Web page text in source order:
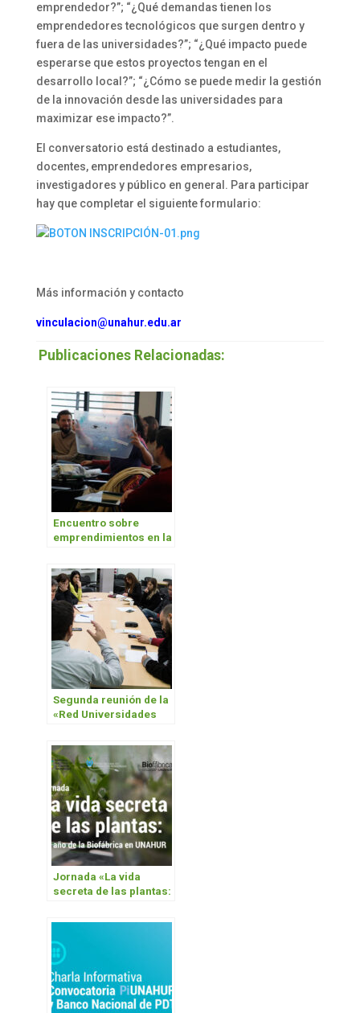
emprendedor?”; “¿Qué demandas tienen los
emprendedores tecnológicos que surgen dentro y
fuera de las universidades?”; “¿Qué impacto puede
esperarse que estos proyectos tengan en el
desarrollo local?”; “¿Cómo se puede medir la gestión
de la innovación desde las universidades para
maximizar ese impacto?”.
El conversatorio está destinado a estudiantes,
docentes, emprendedores empresarios,
investigadores y público en general. Para participar
hay que completar el siguiente formulario:
Más información y contacto
vinculacion@unahur.edu.ar
Publicaciones Relacionadas:
Encuentro sobre
emprendimientos en la
Segunda reunión de la
«Red Universidades
Conurbano Noroeste»
Jornada «La vida
secreta de las plantas:
de la Biofábrica»